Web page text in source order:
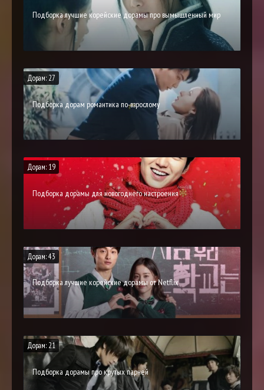
Подборка лучшие корейские дорамы про вымышленный мир
Дорам: 27
Подборка дорам романтика по-взрослому
Дорам: 19
Подборка дорамы для новогоднего настроения
Дорам: 43
Подборка лучшие корейские дорамы от Netflix
Дорам: 21
Подборка дорамы про крутых парней